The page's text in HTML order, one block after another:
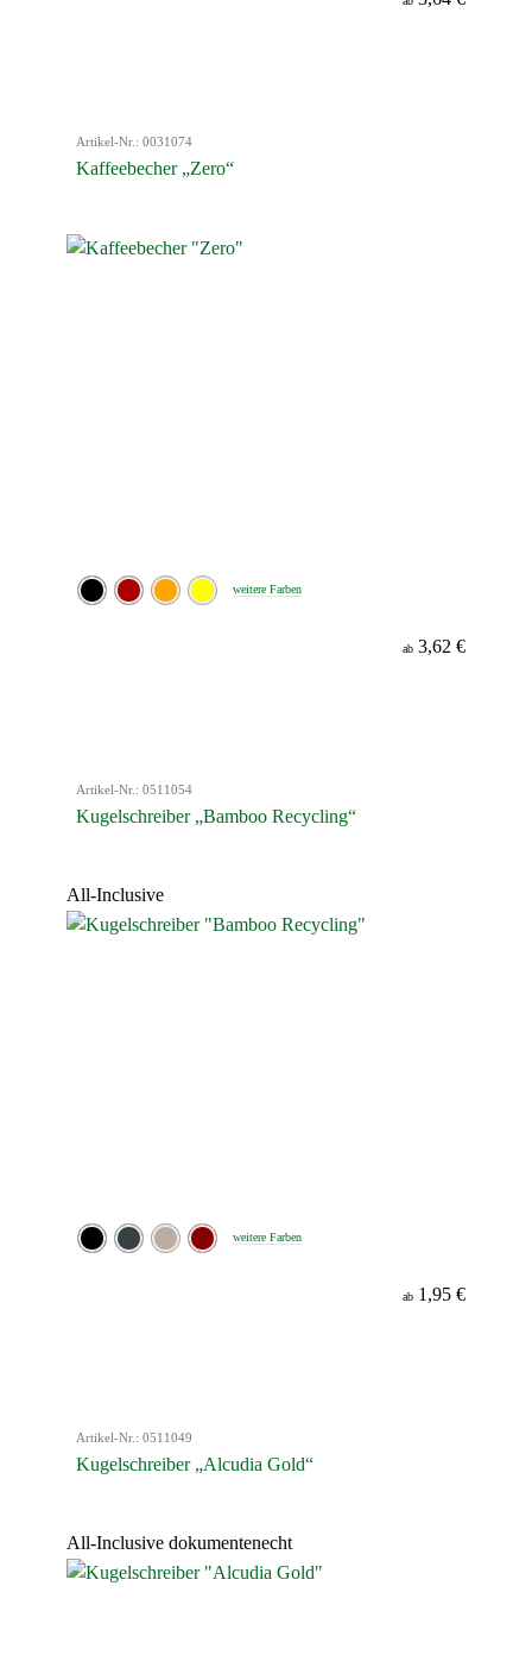
Artikel-Nr.: 0031074
Kaffeebecher „Zero“
weitere Farben
ab 3,62 €
Artikel-Nr.: 0511054
Kugelschreiber „Bamboo Recycling“
All-Inclusive
weitere Farben
ab 1,95 €
Artikel-Nr.: 0511049
Kugelschreiber „Alcudia Gold“
All-Inclusive dokumentenecht